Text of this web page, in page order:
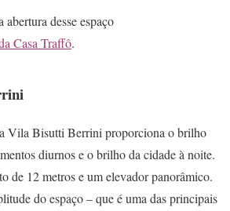
desse espaço
Casa Traffô.
Vila Bisutti Berrini proporciona o brilho
diurnos e o brilho da cidade à noite.
de 12 metros e um elevador panorâmico.
do espaço – que é uma das principais